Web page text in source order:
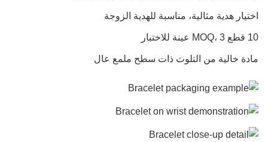
اختيار هدية مثالية، مناسبة للهدية الزوجة
10 قطع MOQ، 3 عينة للاختبار
مادة خالية من التلوث ذات سطح ملمع عال